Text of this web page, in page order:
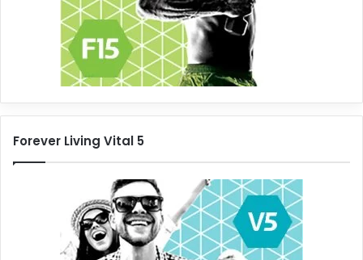
Forever Living Vital 5